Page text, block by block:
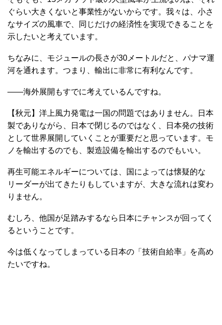
ぐらい大きくないと事業性がないからです。我々は、小さ
なサイズの風車で、同じだけの経済性を実現できることを
示したいと考えています。
ちなみに、モジュールの長さが30メートルだと、パナマ運
河を通れます。つまり、輸出に非常に有利なんです。
――海外展開もすでに考えているんですね。
【秋元】洋上風力発電は一国の問題ではありません。日本
製でありながら、日本で閉じるのではなく、日本発の技術
として世界展開していくことが重要だと思っています。モ
ノを輸出するのでも、製造設備を輸出するのでもいい。
再生可能エネルギーについては、国によっては懐疑的な
リーダーが出てきたりもしていますが、大きな流れは変わ
りません。
むしろ、他国が足踏みするなら日本にチャンスが回ってく
るということです。
今は低くなってしまっている日本の「技術自給率」を高め
たいですね。